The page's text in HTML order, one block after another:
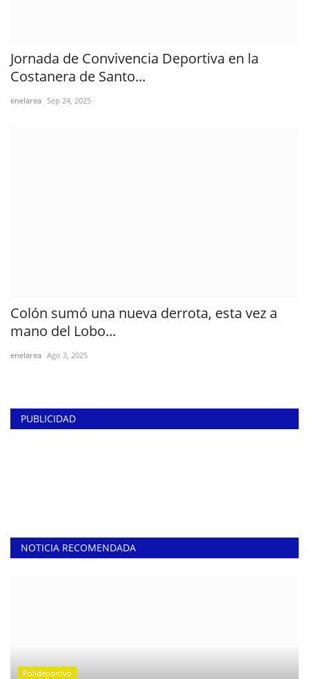
Jornada de Convivencia Deportiva en la
Costanera de Santo...
enelarea Sep 24, 2025
Colón sumó una nueva derrota, esta vez a
mano del Lobo...
enelarea Ago 3, 2025
PUBLICIDAD
NOTICIA RECOMENDADA
Polideportivo